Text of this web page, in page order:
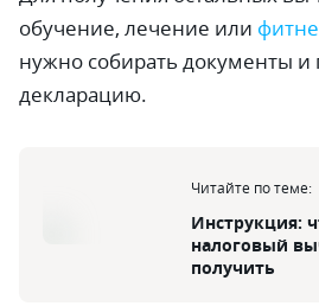
обучение, лечение или
нужно собирать документы и
декларацию.
Читайте по теме:
Инструкция:
налоговый
получить